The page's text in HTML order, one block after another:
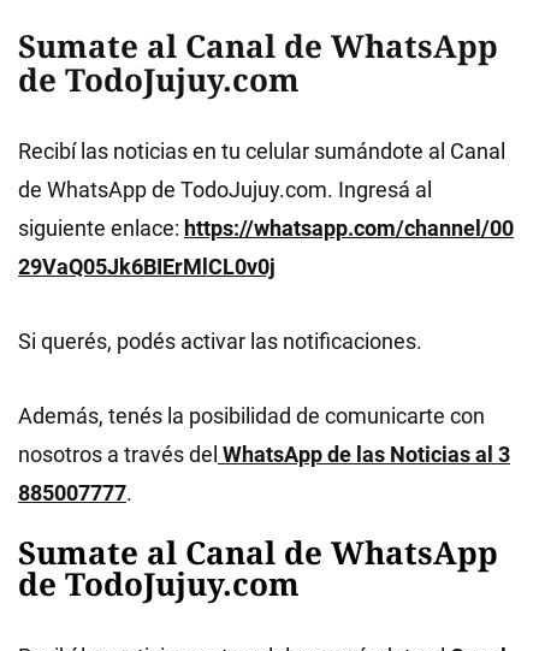
Sumate al Canal de WhatsApp
de TodoJujuy.com
Recibí las noticias en tu celular sumándote al Canal
de WhatsApp de TodoJujuy.com. Ingresá al
siguiente enlace: https://whatsapp.com/channel/00
29VaQ05Jk6BIErMlCL0v0j
Si querés, podés activar las notificaciones.
Además, tenés la posibilidad de comunicarte con
nosotros a través del WhatsApp de las Noticias al 3
885007777.
Sumate al Canal de WhatsApp
de TodoJujuy.com